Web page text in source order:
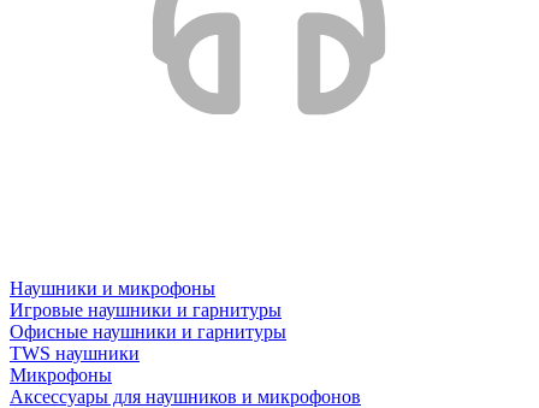
Наушники и микрофоны
Игровые наушники и гарнитуры
Офисные наушники и гарнитуры
TWS наушники
Микрофоны
Аксессуары для наушников и микрофонов